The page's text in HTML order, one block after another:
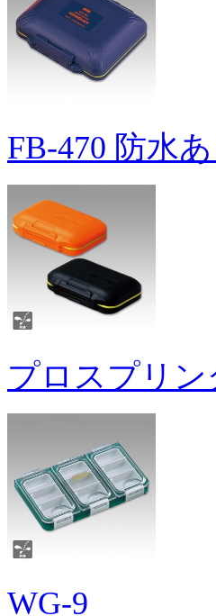
FB-470 防水
プロスプリン
WG-9